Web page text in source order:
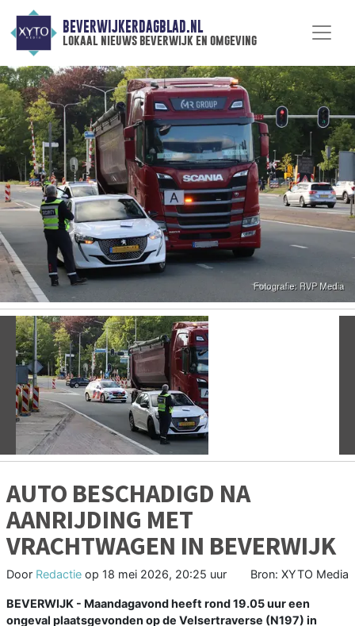
BEVERWIJKERDAGBLAD.NL
lokaal nieuws beverwijk en omgeving
Vorige
AUTO BESCHADIGD NA
AANRIJDING MET
VRACHTWAGEN IN BEVERWIJK
Door Redactie op 18 mei 2026, 20:25 uur Bron: XYTO Media
BEVERWIJK - Maandagavond heeft rond 19.05 uur een
ongeval plaatsgevonden op de Velsertraverse (N197) in